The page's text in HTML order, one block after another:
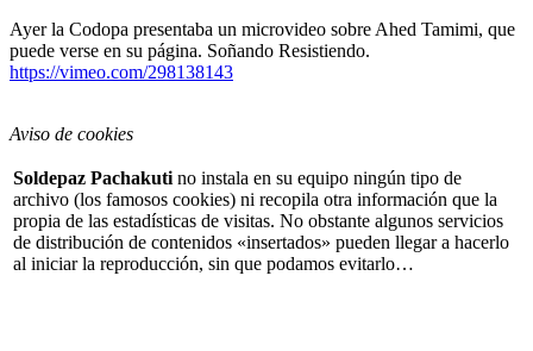
Ayer la Codopa presentaba un microvideo sobre Ahed Tamimi, que
puede verse en su página. Soñando Resistiendo.
https://vimeo.com/298138143
Aviso de cookies
Soldepaz Pachakuti no instala en su equipo ningún tipo de
archivo (los famosos cookies) ni recopila otra información que la
propia de las estadísticas de visitas. No obstante algunos servicios
de distribución de contenidos «insertados» pueden llegar a hacerlo
al iniciar la reproducción, sin que podamos evitarlo…